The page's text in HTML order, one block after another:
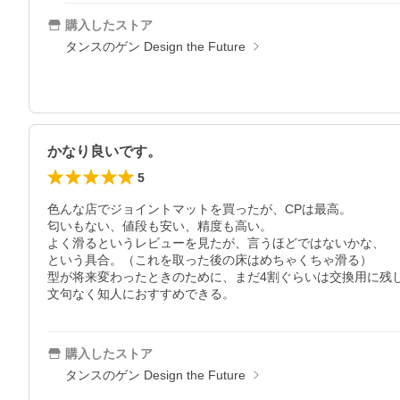
購入したストア
タンスのゲン Design the Future
かなり良いです。
5
色んな店でジョイントマットを買ったが、CPは最高。
匂いもない、値段も安い、精度も高い。
よく滑るというレビューを見たが、言うほどではないかな、
という具合。（これを取った後の床はめちゃくちゃ滑る）
型が将来変わったときのために、まだ4割ぐらいは交換用に残
文句なく知人におすすめできる。
購入したストア
タンスのゲン Design the Future